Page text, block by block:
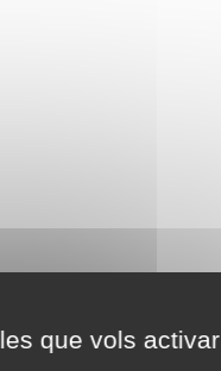
que vols activar